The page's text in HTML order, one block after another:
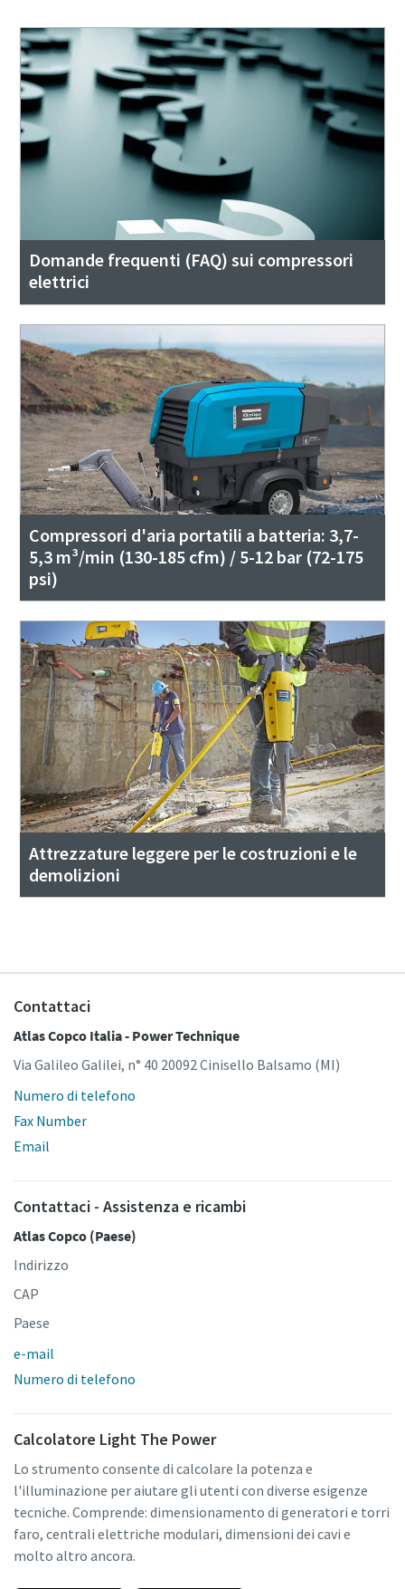
Domande frequenti (FAQ) sui compressori
elettrici
Compressori d'aria portatili a batteria: 3,7-
5,3 m³/min (130-185 cfm) / 5-12 bar (72-175
psi)
Attrezzature leggere per le costruzioni e le
demolizioni
Contattaci
Atlas Copco Italia - Power Technique
Via Galileo Galilei, n° 40 20092 Cinisello Balsamo (MI)
Numero di telefono
Fax Number
Email
Contattaci - Assistenza e ricambi
Atlas Copco (Paese)
Indirizzo
CAP
Paese
e-mail
Numero di telefono
Calcolatore Light The Power
Lo strumento consente di calcolare la potenza e
l'illuminazione per aiutare gli utenti con diverse esigenze
tecniche. Comprende: dimensionamento di generatori e torri
faro, centrali elettriche modulari, dimensioni dei cavi e
molto altro ancora.